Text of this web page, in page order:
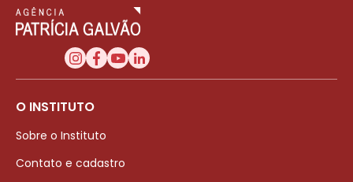
O INSTITUTO
Sobre o Instituto
Contato e cadastro